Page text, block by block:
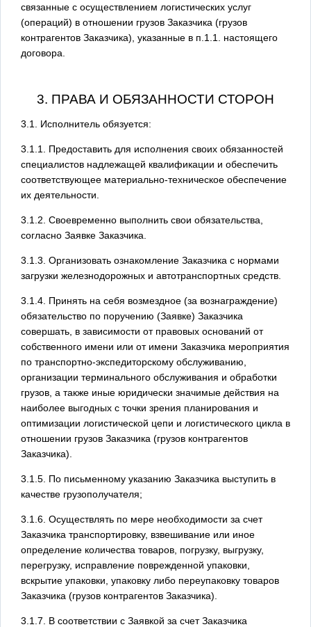
связанные с осуществлением логистических услуг
(операций) в отношении грузов Заказчика (грузов
контрагентов Заказчика), указанные в п.1.1. настоящего
договора.
3. ПРАВА И ОБЯЗАННОСТИ СТОРОН
3.1. Исполнитель обязуется:
3.1.1. Предоставить для исполнения своих обязанностей
специалистов надлежащей квалификации и обеспечить
соответствующее материально-техническое обеспечение
их деятельности.
3.1.2. Своевременно выполнить свои обязательства,
согласно Заявке Заказчика.
3.1.3. Организовать ознакомление Заказчика с нормами
загрузки железнодорожных и автотранспортных средств.
3.1.4. Принять на себя возмездное (за вознаграждение)
обязательство по поручению (Заявке) Заказчика
совершать, в зависимости от правовых оснований от
собственного имени или от имени Заказчика мероприятия
по транспортно-экспедиторскому обслуживанию,
организации терминального обслуживания и обработки
грузов, а также иные юридически значимые действия на
наиболее выгодных с точки зрения планирования и
оптимизации логистической цепи и логистического цикла в
отношении грузов Заказчика (грузов контрагентов
Заказчика).
3.1.5. По письменному указанию Заказчика выступить в
качестве грузополучателя;
3.1.6. Осуществлять по мере необходимости за счет
Заказчика транспортировку, взвешивание или иное
определение количества товаров, погрузку, выгрузку,
перегрузку, исправление поврежденной упаковки,
вскрытие упаковки, упаковку либо переупаковку товаров
Заказчика (грузов контрагентов Заказчика).
3.1.7. В соответствии с Заявкой за счет Заказчика